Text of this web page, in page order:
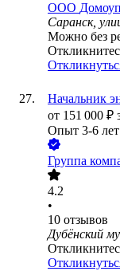
ООО
Саранск,
Можно без
Начальник
от 151 000 ₽
Опыт 3-6 лет
Группа
4.2
•
10 отзывов
Дубёнский